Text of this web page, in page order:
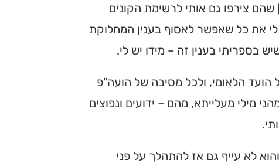
שהם צירפו גם אותי לרשימת הקונים
את כל שאפשר לאסוף בענין המחלוקת
בספריתי בענין זה – מידו יש לי.
הועד הלאומי, ולכל מסיבה של הועה"פ
מילי מעלייתא, מהם – ידועים ונפוצים
לא עייף גם אז להתהלך על פני